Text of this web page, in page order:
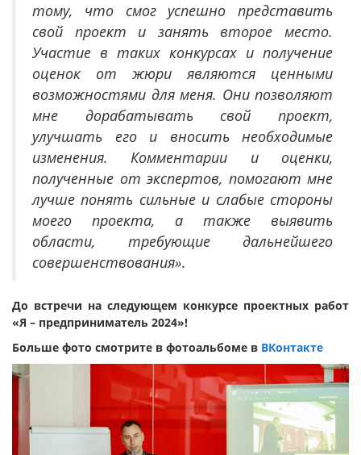
тому, что смог успешно представить
свой проект и занять второе место.
Участие в таких конкурсах и получение
оценок от жюри являются ценными
возможностями для меня. Они позволяют
мне дорабатывать свой проект,
улучшать его и вносить необходимые
изменения. Комментарии и оценки,
полученные от экспертов, помогают мне
лучше понять сильные и слабые стороны
моего проекта, а также выявить
области, требующие дальнейшего
совершенствования».
До встречи на следующем конкурсе проектных работ
«Я – предприниматель 2024»!
Больше фото смотрите в фотоальбоме в ВКонтакте